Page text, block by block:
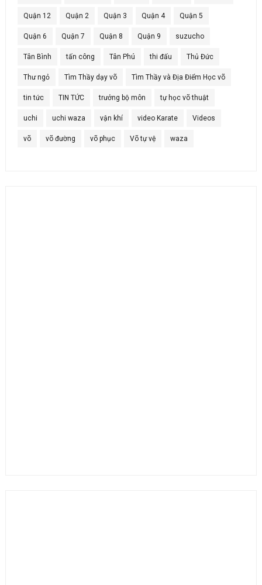
Quận 12 Quận 2 Quận 3 Quận 4 Quận 5
Quận 6 Quận 7 Quận 8 Quận 9 suzucho
Tân Bình tấn công Tân Phú thi đấu Thủ Đức
Thư ngỏ Tìm Thầy dạy võ Tìm Thầy và Địa Điểm Học võ
tin tức TIN TỨC trưởng bộ môn tự học võ thuật
uchi uchi waza vận khí video Karate Videos
võ võ đường võ phục Võ tự vệ waza